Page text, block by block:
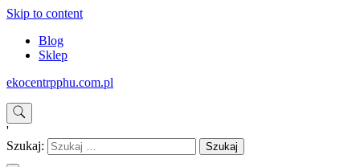
Skip to content
Blog
Sklep
ekocentrpphu.com.pl
'
Szukaj: